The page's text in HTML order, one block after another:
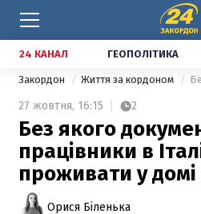
24 КАНАЛ ГЕОПОЛІТИКА
Закордон Життя за кордоном
27 жовтня, 16:15 2
Без якого
працівники в
проживати у
Орися Біленька